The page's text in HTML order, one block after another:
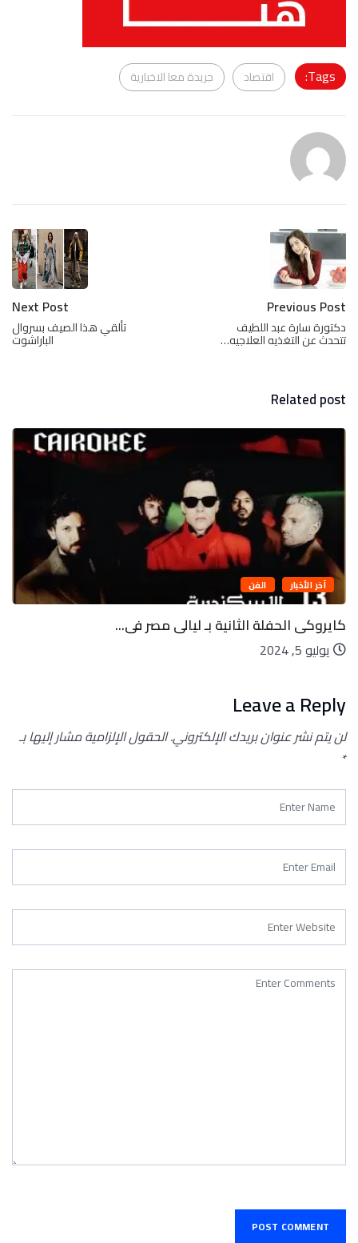
Tags: اقتصاد جريدة معا الاخبارية
Previous Post
دكتورة سارة عبد اللطيف
تتحدث عن التغذيه العلاجيه…
Next Post
تألقي هذا الصيف بسروال
الباراشوت
Related post
آخر الأخبار الفن
كايروكى الحفلة الثانية بـ ليالى مصر فى...
يوليو 5, 2024
Leave a Reply
لن يتم نشر عنوان بريدك الإلكتروني.الحقول الإلزامية مشار إليها بـ
*